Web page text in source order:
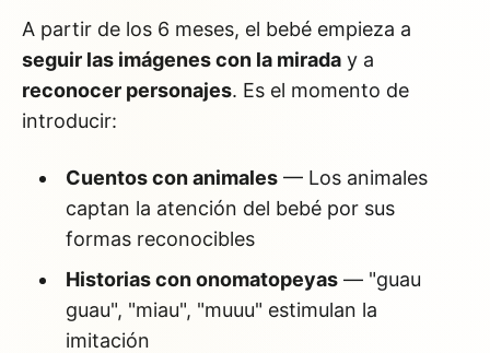
A partir de los 6 meses, el bebé empieza a
seguir las imágenes con la mirada y a
reconocer personajes. Es el momento de
introducir:
Cuentos con animales— Los animales
captan la atención del bebé por sus
formas reconocibles
Historias con onomatopeyas— "guau
guau", "miau", "muuu" estimulan la
imitación